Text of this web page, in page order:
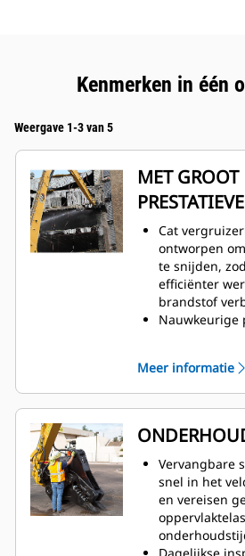
Kenmerken in één
Weergave 1-3 van 5
MET GROOT
Cat
ontworpen
te snijden,
efficiënter
brandstof
Nauwkeurige
beweegbare
slopen.
De
een actieve
en kracht, en
cyclustijden
sluitkracht
helpen
Meer informatie
Vervangbare
snel in het
en vereisen